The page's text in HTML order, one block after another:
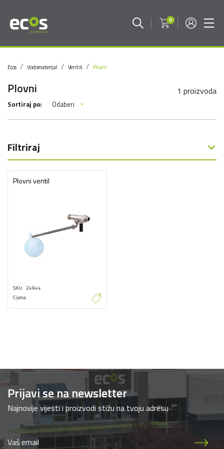
0
Ecos Vodomaterijal Ventili Plovni
Plovni 1 proizvoda
Sortiraj po: Odaberi
Filtriraj
Plovni ventil
SKU 24944
Cijena
Prijavi se na newsletter
Najnovije vijesti i proizvodi stižu na tvoju adresu